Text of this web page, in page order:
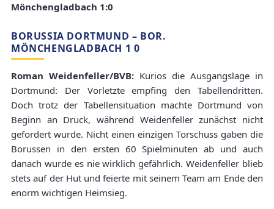
Mönchengladbach 1:0
BORUSSIA DORTMUND – BOR.
MÖNCHENGLADBACH 1 0
Roman Weidenfeller/BVB: Kurios die Ausgangslage in
Dortmund: Der Vorletzte empfing den Tabellendritten.
Doch trotz der Tabellensituation machte Dortmund von
Beginn an Druck, während Weidenfeller zunächst nicht
gefordert wurde. Nicht einen einzigen Torschuss gaben die
Borussen in den ersten 60 Spielminuten ab und auch
danach wurde es nie wirklich gefährlich. Weidenfeller blieb
stets auf der Hut und feierte mit seinem Team am Ende den
enorm wichtigen Heimsieg.